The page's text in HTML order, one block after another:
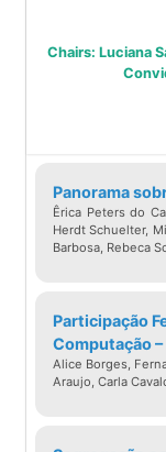
empresas
em
na ENGIE
tornou-se
novembro
sua
da
Chairs: Luciana
Panorama
Êrica Peters do
Herdt Schuelter,
Barbosa, Rebeca
Participação
Computação
Alice Borges,
Araujo, Carla